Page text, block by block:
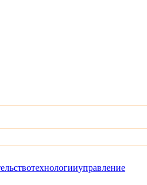
технологииуправление